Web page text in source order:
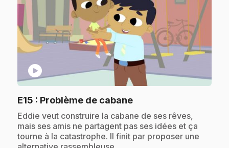
play_circle
E15 : Problème de cabane.
.Eddie veut construire la cabane de ses rêves,
mais ses amis ne partagent pas ses idées et ça
tourne à la catastrophe. Il finit par proposer une